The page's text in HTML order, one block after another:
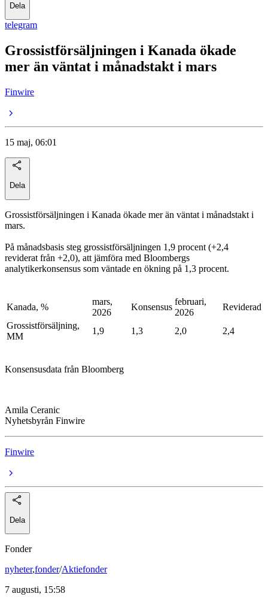
Dela
telegram
Grossistförsäljningen i Kanada ökade
mer än väntat i månadstakt i mars
Finwire
15 maj, 06:01
Dela
Grossistförsäljningen i Kanada ökade mer än väntat i månadstakt i
mars.
På månadsbasis steg grossistförsäljningen 1,9 procent (+2,4
reviderat från +2,0), att jämföra med Bloombergs
analytikerkonsensus som väntade en ökning på 1,3 procent.
Kanada, %
mars,
2026
Konsensus
februari,
2026
Reviderad
Grossistförsäljning,
MM
1,9 1,3 2,0 2,4
Konsensusdata från Bloomberg
Amila Ceranic
Nyhetsbyrån Finwire
Finwire
Dela
Fonder
nyheter,fonder/Aktiefonder
7 augusti, 15:58